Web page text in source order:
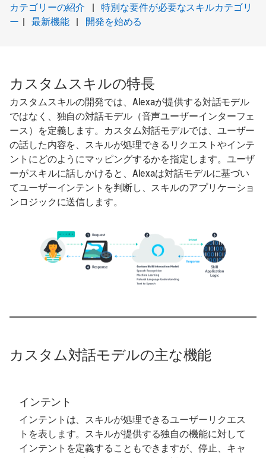
カテゴリーの紹介 |特別な要件が必要なスキルカテゴリ
ー |最新機能| 開発を始める
カスタムスキルの特長
カスタムスキルの開発では、Alexaが提供する対話モデル
ではなく、独自の対話モデル（音声ユーザーインターフェ
ース）を定義します。カスタム対話モデルでは、ユーザー
の話した内容を、スキルが処理できるリクエストやインテ
ントにどのようにマッピングするかを指定します。ユーザ
ーがスキルに話しかけると、Alexaは対話モデルに基づい
てユーザーインテントを判断し、スキルのアプリケーショ
ンロジックに送信します。
カスタム対話モデルの主な機能
インテント
インテントは、スキルが処理できるユーザーリクエス
トを表します。スキルが提供する独自の機能に対して
インテントを定義することもできますが、停止、キャ